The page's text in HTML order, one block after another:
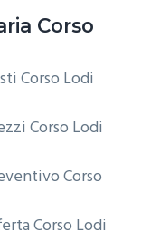
Corso
Corso Lodi
Corso Lodi
Corso
Corso Lodi